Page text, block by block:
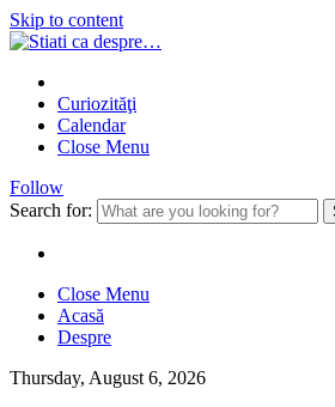
Skip to content
Curiozităţi
Calendar
Close Menu
Follow
Search for:
Close Menu
Acasă
Despre
Thursday, August 6, 2026